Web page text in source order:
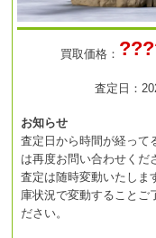
買取価格：
査定日：
お知らせ
査定日から時間が経って
は再度お問い合わせくだ
査定は随時変動いたしま
庫状況で変動することご
ださい。